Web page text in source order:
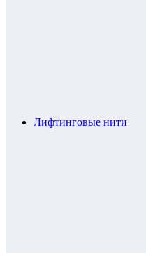
Лифтинговые нити